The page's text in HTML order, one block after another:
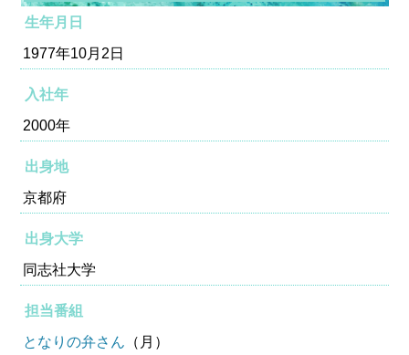
生年月日
1977年10月2日
入社年
2000年
出身地
京都府
出身大学
同志社大学
担当番組
となりの弁さん （月）